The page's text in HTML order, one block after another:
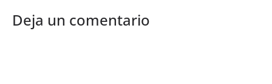
Deja un comentario